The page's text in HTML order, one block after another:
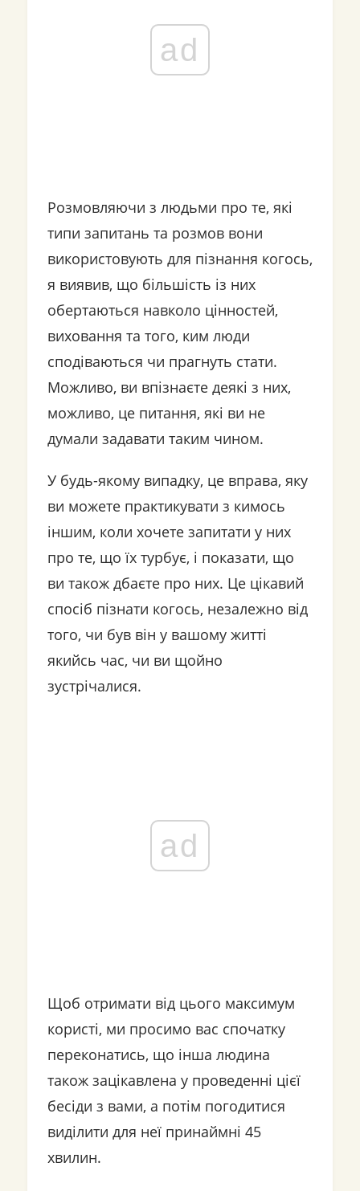
ad
Розмовляючи з людьми про те, які
типи запитань та розмов вони
використовують для пізнання когось,
я виявив, що більшість із них
обертаються навколо цінностей,
виховання та того, ким люди
сподіваються чи прагнуть стати.
Можливо, ви впізнаєте деякі з них,
можливо, це питання, які ви не
думали задавати таким чином.
У будь-якому випадку, це вправа, яку
ви можете практикувати з кимось
іншим, коли хочете запитати у них
про те, що їх турбує, і показати, що
ви також дбаєте про них. Це цікавий
спосіб пізнати когось, незалежно від
того, чи був він у вашому житті
якийсь час, чи ви щойно
зустрічалися.
ad
Щоб отримати від цього максимум
користі, ми просимо вас спочатку
переконатись, що інша людина
також зацікавлена ​​у проведенні цієї
бесіди з вами, а потім погодитися
виділити для неї принаймні 45
хвилин.